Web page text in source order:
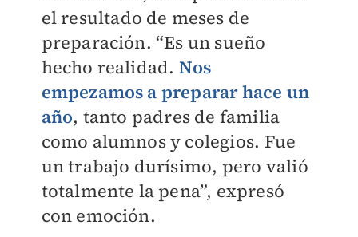
el resultado de meses de
preparación. “Es un sueño
hecho realidad. Nos
empezamos a preparar hace un
año, tanto padres de familia
como alumnos y colegios. Fue
un trabajo durísimo, pero valió
totalmente la pena”, expresó
con emoción.